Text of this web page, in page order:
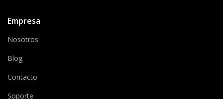
Empresa
Nosotros
Blog
Contacto
Soporte